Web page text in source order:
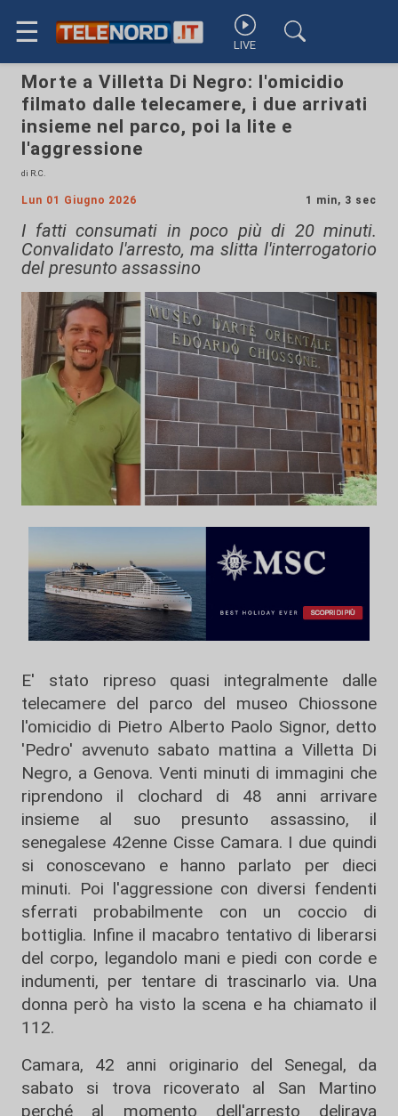
☰ LIVE
Morte a Villetta Di Negro: l'omicidio
filmato dalle telecamere, i due arrivati
insieme nel parco, poi la lite e
l'aggressione
di R.C.
Lun 01 Giugno 2026 1 min, 3 sec
I fatti consumati in poco più di 20 minuti.
Convalidato l'arresto, ma slitta l'interrogatorio
del presunto assassino
E' stato ripreso quasi integralmente dalle
telecamere del parco del museo Chiossone
l'omicidio di Pietro Alberto Paolo Signor, detto
'Pedro' avvenuto sabato mattina a Villetta Di
Negro, a Genova. Venti minuti di immagini che
riprendono il clochard di 48 anni arrivare
insieme al suo presunto assassino, il
senegalese 42enne Cisse Camara. I due quindi
si conoscevano e hanno parlato per dieci
minuti. Poi l'aggressione con diversi fendenti
sferrati probabilmente con un coccio di
bottiglia. Infine il macabro tentativo di liberarsi
del corpo, legandolo mani e piedi con corde e
indumenti, per tentare di trascinarlo via. Una
donna però ha visto la scena e ha chiamato il
112.
Camara, 42 anni originario del Senegal, da
sabato si trova ricoverato al San Martino
perché al momento dell'arresto delirava